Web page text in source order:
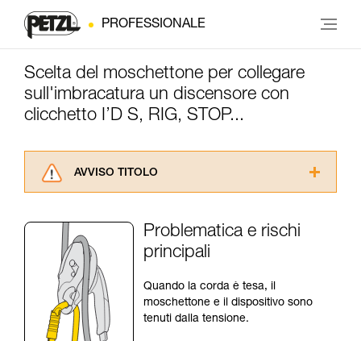
PROFESSIONALE
Scelta del moschettone per collegare
sull'imbracatura un discensore con
clicchetto I’D S, RIG, STOP...
AVVISO TITOLO
consultarlo. Dovete aver compreso le
informazioni dell’istruzione tecnica per poter
capire queste ulteriori informazioni.
La padronanza di queste tecniche richiede una
formazione ed un addestramento specifico.
Verificate con un professionista la vostra
capacità di rifare la manovra, da soli, in piena
Problematica e rischi
principali
Quando la corda è tesa, il
moschettone e il dispositivo sono
tenuti dalla tensione.